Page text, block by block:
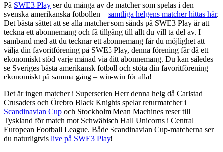
På SWE3 Play ser du många av de matcher som spelas i den
svenska amerikanska fotbollen – samtliga helgens matcher hittas här.
Det bästa sättet att se alla matcher som sänds på SWE3 Play är att
teckna ett abonnemang och få tillgång till allt du vill ta del av. I
samband med att du tecknar ett abonnemang får du möjlighet att
välja din favoritförening på SWE3 Play, denna förening får då ett
ekonomiskt stöd varje månad via ditt abonnemang. Du kan således
se Sveriges bästa amerikansk fotboll och stöta din favoritförening
ekonomiskt på samma gång – win-win för alla!
Det är ingen matcher i Superserien Herr denna helg då Carlstad
Crusaders och Örebro Black Knights spelar returmatcher i
Scandinavian Cup och Stockholm Mean Machines reser till
Tyskland för match mot Schwäbisch Hall Unicorns i Central
European Football League. Både Scandinavian Cup-matcherna ser
du naturligtvis live på SWE3 Play!